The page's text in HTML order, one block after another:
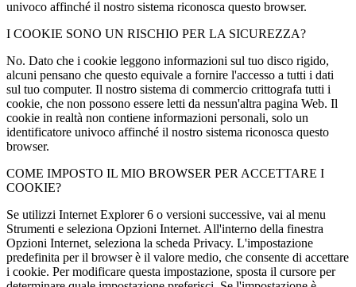
univoco affinché il nostro sistema riconosca questo browser.
I COOKIE SONO UN RISCHIO PER LA SICUREZZA?
No. Dato che i cookie leggono informazioni sul tuo disco rigido,
alcuni pensano che questo equivale a fornire l'accesso a tutti i dati
sul tuo computer. Il nostro sistema di commercio crittografa tutti i
cookie, che non possono essere letti da nessun'altra pagina Web. Il
cookie in realtà non contiene informazioni personali, solo un
identificatore univoco affinché il nostro sistema riconosca questo
browser.
COME IMPOSTO IL MIO BROWSER PER ACCETTARE I
COOKIE?
Se utilizzi Internet Explorer 6 o versioni successive, vai al menu
Strumenti e seleziona Opzioni Internet. All'interno della finestra
Opzioni Internet, seleziona la scheda Privacy. L'impostazione
predefinita per il browser è il valore medio, che consente di accettare
i cookie. Per modificare questa impostazione, sposta il cursore per